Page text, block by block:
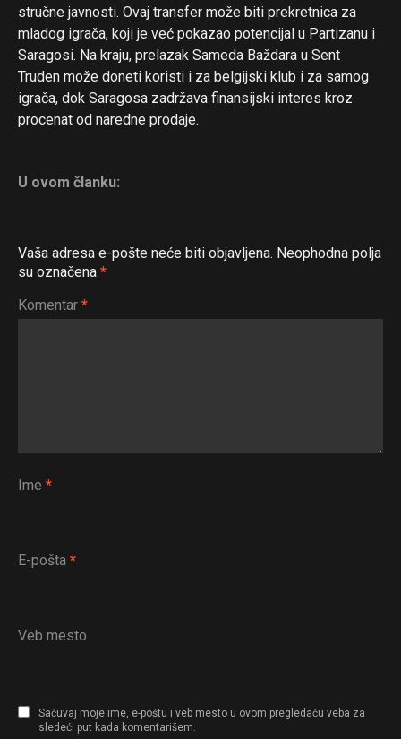
stručne javnosti. Ovaj transfer može biti prekretnica za
mladog igrača, koji je već pokazao potencijal u Partizanu i
Saragosi. Na kraju, prelazak Sameda Baždara u Sent
Truden može doneti koristi i za belgijski klub i za samog
igrača, dok Saragosa zadržava finansijski interes kroz
procenat od naredne prodaje.
U ovom članku:
Vaša adresa e-pošte neće biti objavljena. Neophodna polja
su označena *
Komentar *
Ime *
E-pošta *
Veb mesto
Sačuvaj moje ime, e-poštu i veb mesto u ovom pregledaču veba za
sledeći put kada komentarišem.